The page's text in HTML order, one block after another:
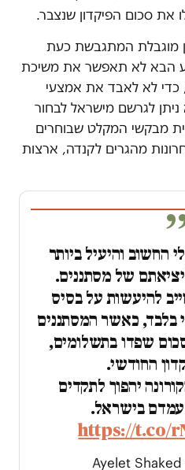
סכום הפיקדון שנצבר.
מוגבלת המתגבשת כעת
הבא לא תאפשר את משיכת
כדי לא לאבד את אמצעי
לגרשם מישראל לבחור
מבקשי המקלט שבוחרים
מהגרים לקנדה, ארצות
החשוב והיעיל ביותר
של מסתננים.
להיעשות על בסיס
בלבד, כאשר המסתננים
שפדו בתשלומים,
החודשי.
יהפוך לתקדים
בישראל.
https://t.co/
— איילת שקד Ayelet Shaked